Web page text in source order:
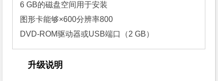
6 GB的磁盘空间用于安装
图形卡能够×600分辨率800
DVD-ROM驱动器或USB端口（2 GB）
升级说明